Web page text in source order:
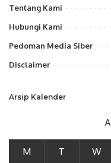
Tentang Kami
Hubungi Kami
Pedoman Media Siber
Disclaimer
Arsip Kalender
M T W